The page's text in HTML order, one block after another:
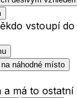
vstoupí
náhodné místo
a má to ostatní